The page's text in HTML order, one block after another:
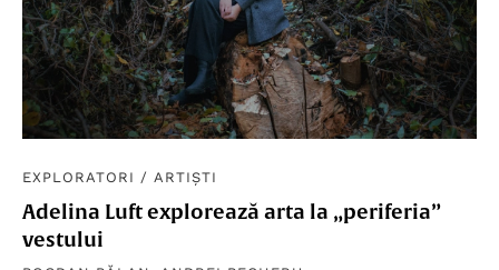
EXPLORATORI / ARTIȘTI
Adelina Luft explorează arta la „periferia”
vestului